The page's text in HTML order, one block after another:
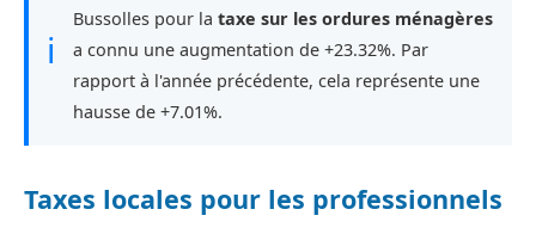
ℹ
Bussolles pour la taxe sur les ordures ménagères
a connu une augmentation de +23.32%. Par
rapport à l'année précédente, cela représente une
hausse de +7.01%.
Taxes locales pour les professionnels